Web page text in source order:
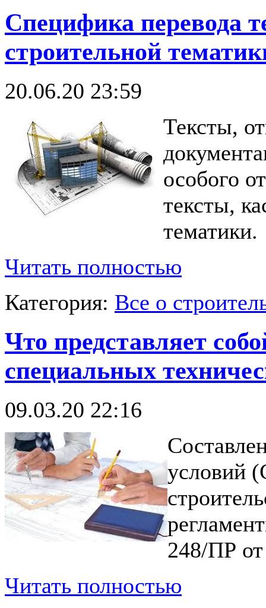
Специфика перевода
строительной
20.06.20 23:59
Тексты,
особого
тексты,
тематики.
Читать полностью
Категория: Все о
Что представляет
специальных
09.03.20 22:16
условий
248/ПР от
Читать полностью